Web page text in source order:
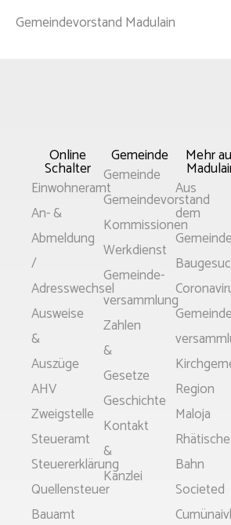
Gemeindevorstand Madulain
Online
Schalter
Main
Menu
Einwohneramt
An- &
Abmeldung
/
Adresswechsel
Ausweise
&
Auszüge
AHV
Zweigstelle
Steueramt
Steuererklärung
Quellensteuer
Bauamt
Gemeinde
Main
Menu
Gemeinde
Gemeindevorstand
Kommissionen
Werkdienst
Gemeinde­
versammlung
Zahlen
&
Gesetze
Geschichte
Kontakt
&
Kanzlei
Mehr
Main
Menu
Aus
dem
Region
Maloja
Rhätische
Bahn
Societed